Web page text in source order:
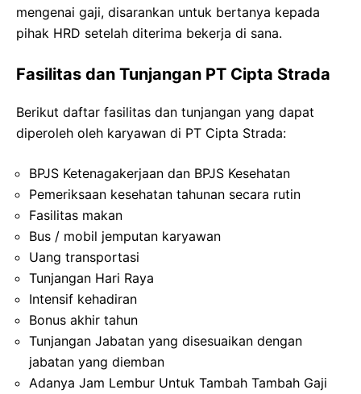
mengenai gaji, disarankan untuk bertanya kepada
pihak HRD setelah diterima bekerja di sana.
Fasilitas dan Tunjangan PT Cipta Strada
Berikut daftar fasilitas dan tunjangan yang dapat
diperoleh oleh karyawan di PT Cipta Strada:
BPJS Ketenagakerjaan dan BPJS Kesehatan
Pemeriksaan kesehatan tahunan secara rutin
Fasilitas makan
Bus / mobil jemputan karyawan
Uang transportasi
Tunjangan Hari Raya
Intensif kehadiran
Bonus akhir tahun
Tunjangan Jabatan yang disesuaikan dengan
jabatan yang diemban
Adanya Jam Lembur Untuk Tambah Tambah Gaji